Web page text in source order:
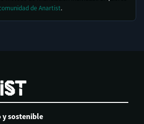
de Anartist.
sostenible